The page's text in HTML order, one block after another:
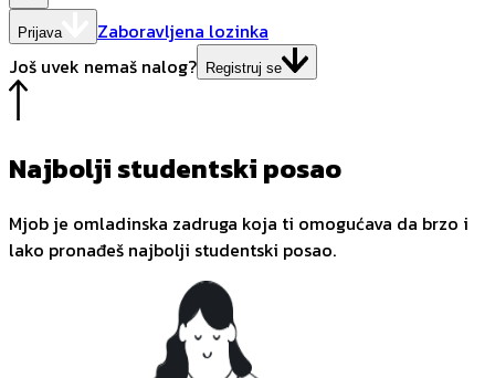
Prijava
Zaboravljena lozinka
Još uvek nemaš nalog? Registruj se
Najbolji studentski posao
Mjob je omladinska zadruga koja ti omogućava da brzo i
lako pronađeš najbolji studentski posao.